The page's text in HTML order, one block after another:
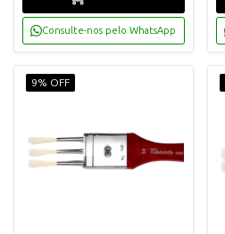
Consulte-nos pelo WhatsApp
9% OFF